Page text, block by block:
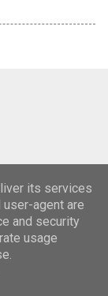
its services
user-agent are
and security
usage